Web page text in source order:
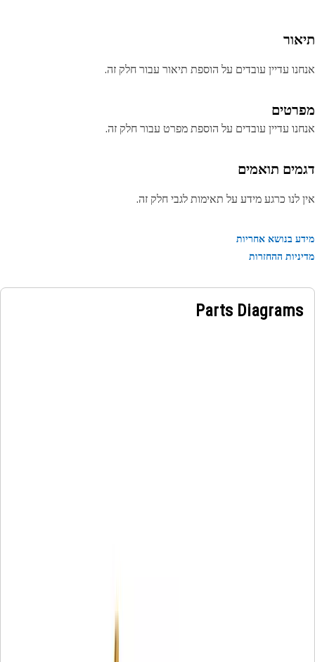
עדיין עובדים על הוספת תיאור עבור חלק זה.
עדיין עובדים על הוספת מפרט עבור חלק זה.
תואמים
לנו כרגע מידע על תאימות לגבי חלק זה.
בנושא אחריות
ההחזרות
Parts Diagrams